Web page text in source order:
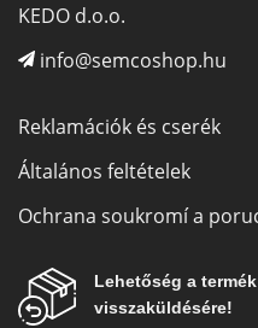
KEDO d.o.o.
info@semcoshop.hu
Reklamációk és cserék
Általános feltételek
Ochrana soukromí a
Lehetőség a
visszaküldésére!